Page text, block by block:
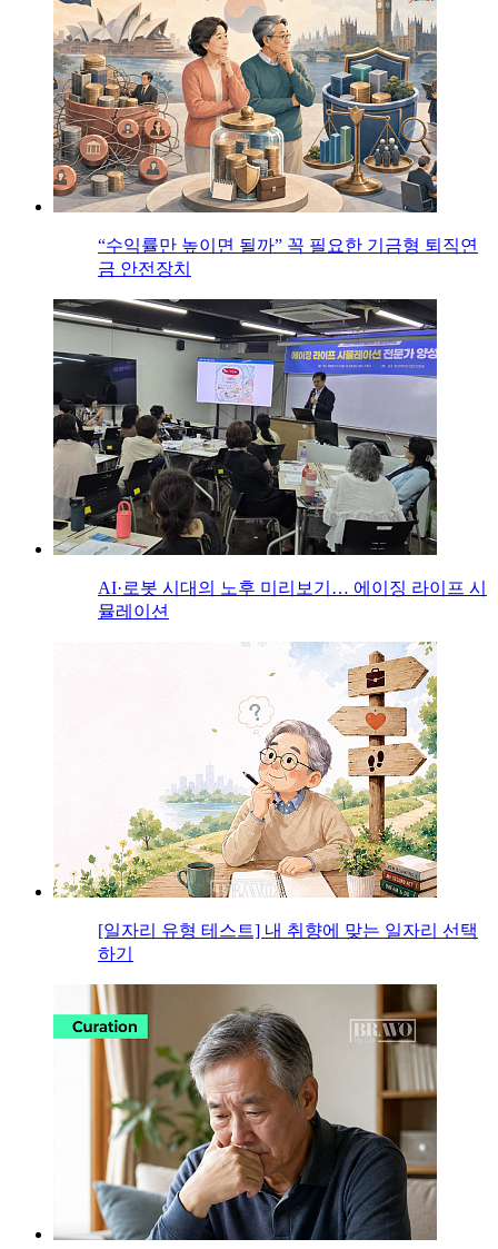
“수익률만 높이면 될까” 꼭 필요한 기금형 퇴직연
금 안전장치
AI·로봇 시대의 노후 미리보기… 에이징 라이프 시
뮬레이션
[일자리 유형 테스트] 내 취향에 맞는 일자리 선택
하기